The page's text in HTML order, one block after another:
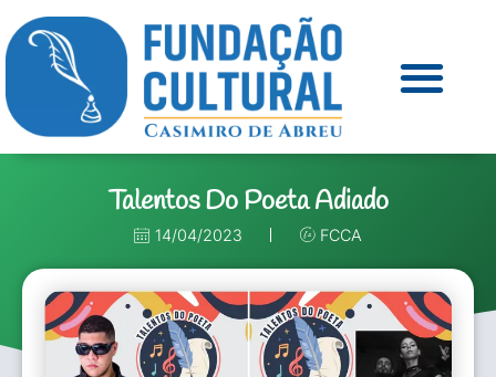
Talentos Do Poeta Adiado
14/04/2023 FCCA